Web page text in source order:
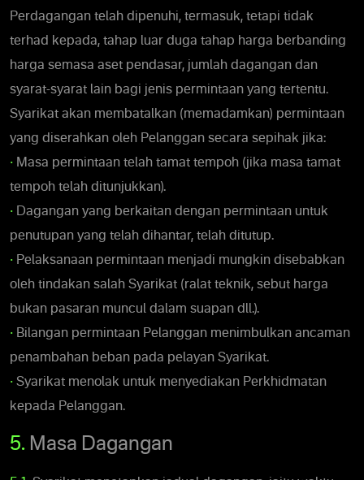
Perdagangan telah dipenuhi, termasuk, tetapi tidak
terhad kepada, tahap luar duga tahap harga berbanding
harga semasa aset pendasar, jumlah dagangan dan
syarat-syarat lain bagi jenis permintaan yang tertentu.
Syarikat akan membatalkan (memadamkan) permintaan
yang diserahkan oleh Pelanggan secara sepihak jika:
• Masa permintaan telah tamat tempoh (jika masa tamat
tempoh telah ditunjukkan).
• Dagangan yang berkaitan dengan permintaan untuk
penutupan yang telah dihantar, telah ditutup.
• Pelaksanaan permintaan menjadi mungkin disebabkan
oleh tindakan salah Syarikat (ralat teknik, sebut harga
bukan pasaran muncul dalam suapan dll.).
• Bilangan permintaan Pelanggan menimbulkan ancaman
penambahan beban pada pelayan Syarikat.
• Syarikat menolak untuk menyediakan Perkhidmatan
kepada Pelanggan.
5. Masa Dagangan